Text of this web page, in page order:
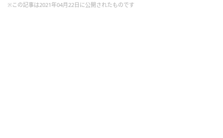
※この記事は2021年04月22日に公開されたものです